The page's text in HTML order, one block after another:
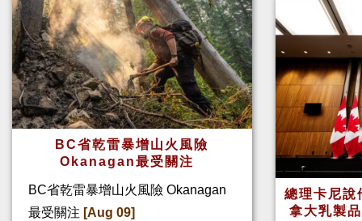
BC省乾雷暴增山火風險
Okanagan最受關注
BC省乾雷暴增山火風險 Okanagan
最受關注 [Aug 09]
總理卡尼
拿大乳製